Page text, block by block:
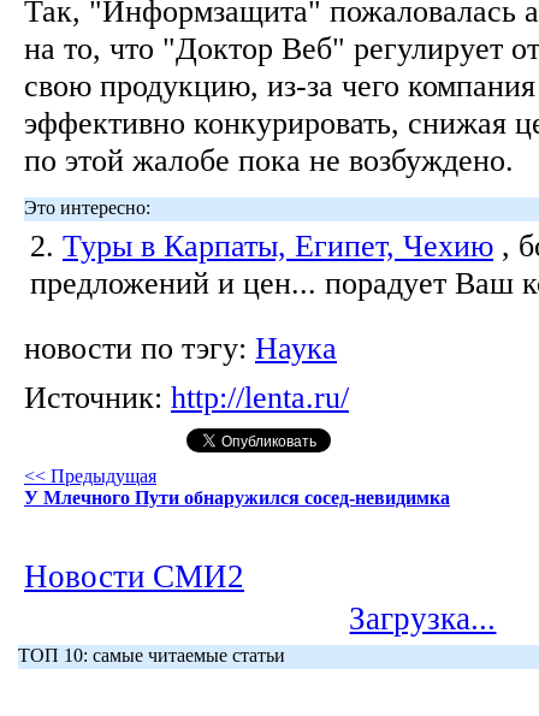
Так, "Информзащита" пожаловалась
на то, что "Доктор Веб" регулирует
свою продукцию, из-за чего
эффективно конкурировать, снижая
по этой жалобе пока не возбуждено.
Это интересно:
2. Туры в Карпаты, Египет, Чехию ,
предложений и цен... порадует Ваш
новости по тэгу: Наука
Источник: http://lenta.ru/
<< Предыдущая
У Млечного Пути обнаружился сосед-невидимка
Новости СМИ2
Загрузка...
ТОП 10: самые читаемые статьи